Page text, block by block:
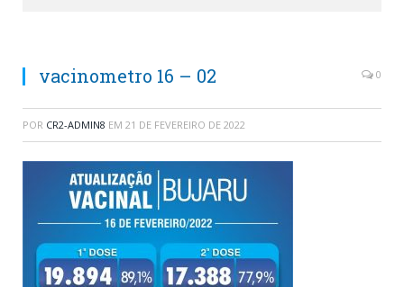
vacinometro 16 – 02 0
POR CR2-ADMIN8 EM 21 DE FEVEREIRO DE 2022